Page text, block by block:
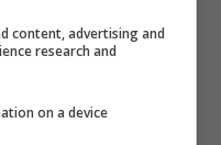
content, advertising and
research and
on a device